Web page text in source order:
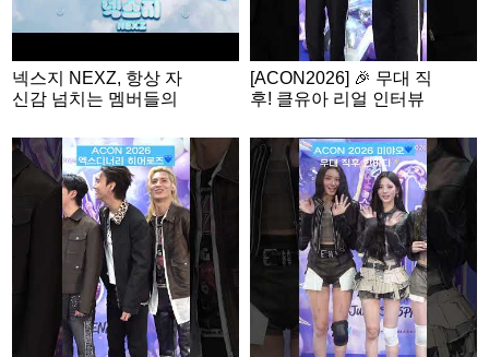
넥스지 NEXZ, 항상 자
신감 넘치는 멤버들의
2026 밸런스게임 | ‘Wo
uld you rather’ game |
ENG SUB #ACON202
[ACON2026] 🎉 무대 직
후! 클유아 리얼 인터뷰